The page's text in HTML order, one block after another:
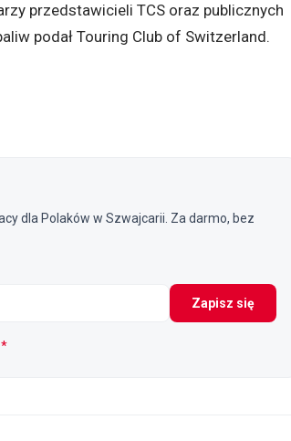
przedstawicieli TCS oraz publicznych
podał Touring Club of Switzerland.
dla Polaków w Szwajcarii. Za darmo, bez
Zapisz się
*